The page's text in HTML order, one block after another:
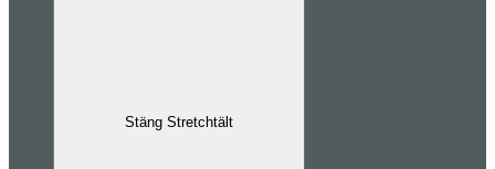
Stäng Stretchtält